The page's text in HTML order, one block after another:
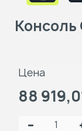
Цена
88